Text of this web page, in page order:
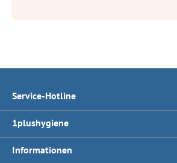
Service-Hotline
1plushygiene
Informationen